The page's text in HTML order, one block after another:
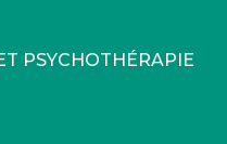
PSYCHOTHÉRAPIE